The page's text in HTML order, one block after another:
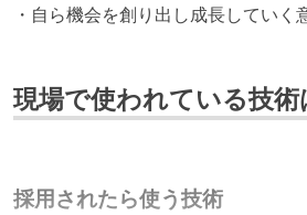
・自ら機会を創り出し成長していく
現場で使われている技術
採用されたら使う技術